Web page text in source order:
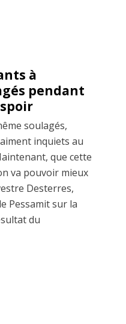
à
pendant
soulagés,
inquiets au
que cette
va pouvoir mieux
Desterres,
Pessamit sur la
du